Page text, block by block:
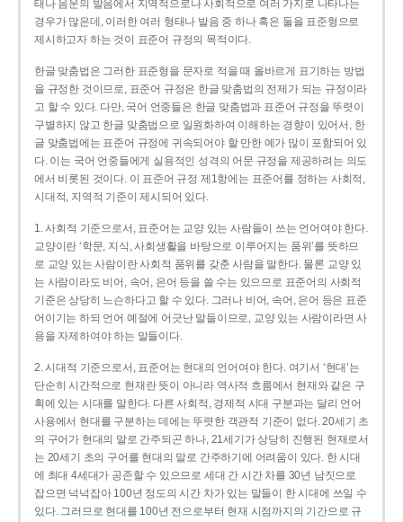
태나 음운의 발음에서 지역적으로나 사회적으로 여러 가지로 나타나는
경우가 많은데, 이러한 여러 형태나 발음 중 하나 혹은 둘을 표준형으로
제시하고자 하는 것이 표준어 규정의 목적이다.
한글 맞춤법은 그러한 표준형을 문자로 적을 때 올바르게 표기하는 방법
을 규정한 것이므로, 표준어 규정은 한글 맞춤법의 전제가 되는 규정이라
고 할 수 있다. 다만, 국어 언중들은 한글 맞춤법과 표준어 규정을 뚜렷이
구별하지 않고 한글 맞춤법으로 일원화하여 이해하는 경향이 있어서, 한
글 맞춤법에는 표준어 규정에 귀속되어야 할 만한 예가 많이 포함되어 있
다. 이는 국어 언중들에게 실용적인 성격의 어문 규정을 제공하려는 의도
에서 비롯된 것이다. 이 표준어 규정 제1항에는 표준어를 정하는 사회적,
시대적, 지역적 기준이 제시되어 있다.
1. 사회적 기준으로서, 표준어는 교양 있는 사람들이 쓰는 언어여야 한다.
교양이란 ‘학문, 지식, 사회생활을 바탕으로 이루어지는 품위’를 뜻하므
로 교양 있는 사람이란 사회적 품위를 갖춘 사람을 말한다. 물론 교양 있
는 사람이라도 비어, 속어, 은어 등을 쓸 수는 있으므로 표준어의 사회적
기준은 상당히 느슨하다고 할 수 있다. 그러나 비어, 속어, 은어 등은 표준
어이기는 하되 언어 예절에 어긋난 말들이므로, 교양 있는 사람이라면 사
용을 자제하여야 하는 말들이다.
2. 시대적 기준으로서, 표준어는 현대의 언어여야 한다. 여기서 ‘현대’는
단순히 시간적으로 현재란 뜻이 아니라 역사적 흐름에서 현재와 같은 구
획에 있는 시대를 말한다. 다른 사회적, 경제적 시대 구분과는 달리 언어
사용에서 현대를 구분하는 데에는 뚜렷한 객관적 기준이 없다. 20세기 초
의 구어가 현대의 말로 간주되곤 하나, 21세기가 상당히 진행된 현재로서
는 20세기 초의 구어를 현대의 말로 간주하기에 어려움이 있다. 한 시대
에 최대 4세대가 공존할 수 있으므로 세대 간 시간 차를 30년 남짓으로
잡으면 넉넉잡아 100년 정도의 시간 차가 있는 말들이 한 시대에 쓰일 수
있다. 그러므로 현대를 100년 전으로부터 현재 시점까지의 기간으로 규